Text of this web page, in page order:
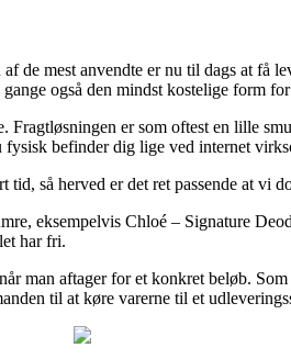
de mest anvendte er nu til dags at få
også den mindst kostelige form
er som oftest en lille
befinder dig lige ved internet
så herved er det ret passende at vi
eksempelvis Chloé – Signature
har fri.
man aftager for et konkret beløb.
til at køre varerne til et